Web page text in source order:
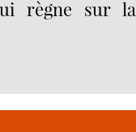
règne sur